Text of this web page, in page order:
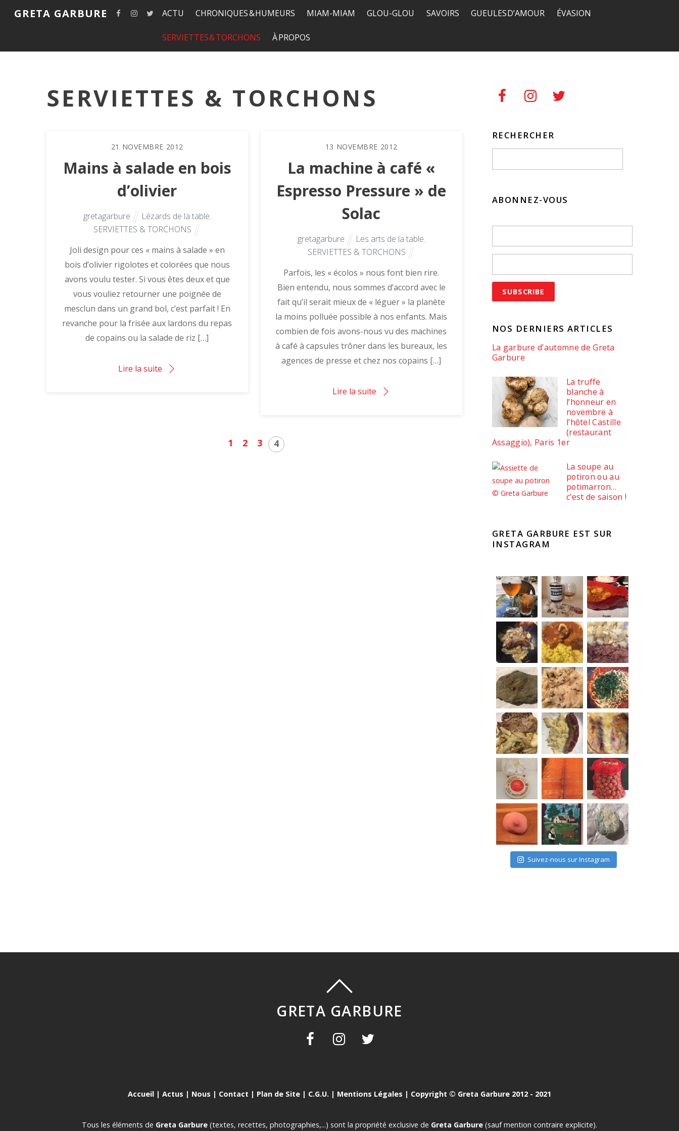
GRETA GARBURE ACTU CHRONIQUES & HUMEURS MIAM-MIAM GLOU-GLOU SAVOIRS GUEULES D’AMOUR ÉVASION
SERVIETTES & TORCHONS À PROPOS
SERVIETTES & TORCHONS
21 NOVEMBRE 2012
Mains à salade en bois
d’olivier
gretagarbure Lézards de la table,
SERVIETTES & TORCHONS
Joli design pour ces « mains à salade » en
bois d’olivier rigolotes et colorées que nous
avons voulu tester. Si vous êtes deux et que
vous vouliez retourner une poignée de
mesclun dans un grand bol, c’est parfait ! En
revanche pour la frisée aux lardons du repas
de copains ou la salade de riz […]
Lire la suite
13 NOVEMBRE 2012
La machine à café «
Espresso Pressure » de
Solac
gretagarbure Les arts de la table,
SERVIETTES & TORCHONS
Parfois, les « écolos » nous font bien rire.
Bien entendu, nous sommes d’accord avec le
fait qu’il serait mieux de « léguer » la planète
la moins polluée possible à nos enfants. Mais
combien de fois avons-nous vu des machines
à café à capsules trôner dans les bureaux, les
agences de presse et chez nos copains […]
Lire la suite
1 2 3 4
RECHERCHER
ABONNEZ-VOUS
NOS DERNIERS ARTICLES
La garbure d’automne de Greta
Garbure
La truffe
blanche à
l’honneur en
novembre à
l’hôtel Castille
(restaurant
Assaggio), Paris 1er
La soupe au
potiron ou au
potimarron…
c’est de saison !
GRETA GARBURE EST SUR
INSTAGRAM
Suivez-nous sur Instagram
GRETA GARBURE
Accueil | Actus | Nous | Contact | Plan de Site | C.G.U. | Mentions Légales | Copyright © Greta Garbure 2012 - 2021
Tous les éléments de Greta Garbure (textes, recettes, photographies,...) sont la propriété exclusive de Greta Garbure (sauf mention contraire explicite).